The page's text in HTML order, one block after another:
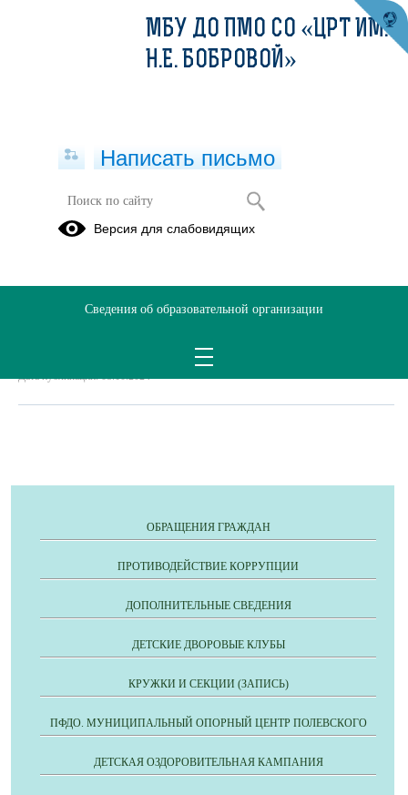
Положение о конкурсе "Арт-мастер"
ОБРАЩЕНИЯ ГРАЖДАН
ПРОТИВОДЕЙСТВИЕ КОРРУПЦИИ
ДОПОЛНИТЕЛЬНЫЕ СВЕДЕНИЯ
ДЕТСКИЕ ДВОРОВЫЕ КЛУБЫ
КРУЖКИ И СЕКЦИИ (ЗАПИСЬ)
ПФДО. МУНИЦИПАЛЬНЫЙ ОПОРНЫЙ ЦЕНТР ПОЛЕВСКОГО
ДЕТСКАЯ ОЗДОРОВИТЕЛЬНАЯ КАМПАНИЯ
МБУ ДО ПМО СО «ЦРТ ИМ.
Н.Е. БОБРОВОЙ»
Написать письмо
Версия для слабовидящих
Сведения об образовательной организации